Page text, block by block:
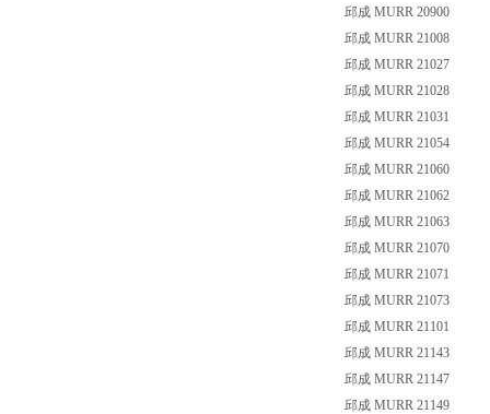
邱成 MURR 20900
邱成 MURR 21008
邱成 MURR 21027
邱成 MURR 21028
邱成 MURR 21031
邱成 MURR 21054
邱成 MURR 21060
邱成 MURR 21062
邱成 MURR 21063
邱成 MURR 21070
邱成 MURR 21071
邱成 MURR 21073
邱成 MURR 21101
邱成 MURR 21143
邱成 MURR 21147
邱成 MURR 21149